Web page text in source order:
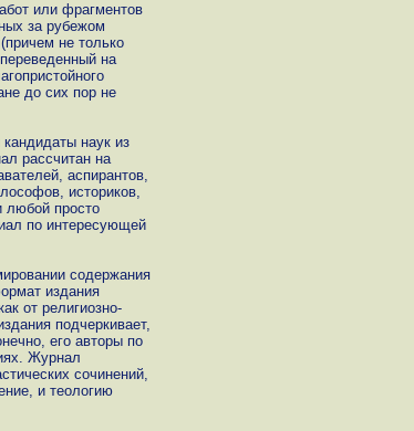
или фрагментов
за рубежом
не только
на
до сих пор не
наук из
рассчитан на
аспирантов,
историков,
любой просто
по интересующей
содержания
издания
от религиозно-
подчеркивает,
его авторы по
Журнал
сочинений,
и теологию